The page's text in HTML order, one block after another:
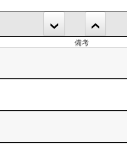
備考